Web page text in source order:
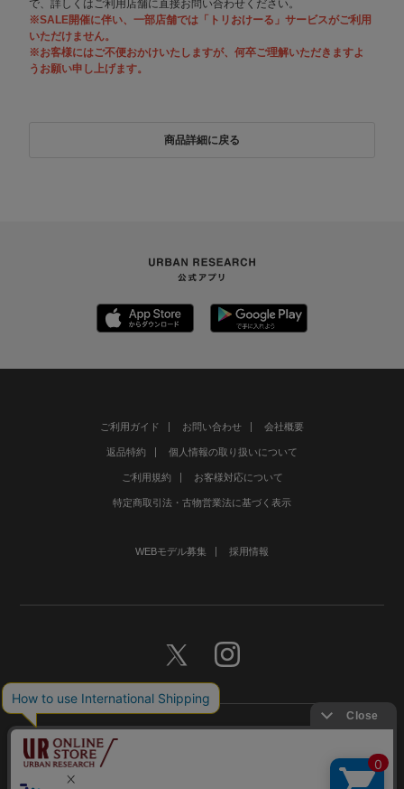
で、詳しくはご利用店舗に直接お問い合わせください。
※SALE開催に伴い、一部店舗では「トリおけーる」サービスがご利用
いただけません。
※お客様にはご不便おかけいたしますが、何卒ご理解いただきますよ
うお願い申し上げます。
商品詳細に戻る
ご利用ガイド お問い合わせ 会社概要
返品特約 個人情報の取り扱いについて
ご利用規約 お客様対応について
特定商取引法・古物営業法に基づく表示
WEBモデル募集 採用情報